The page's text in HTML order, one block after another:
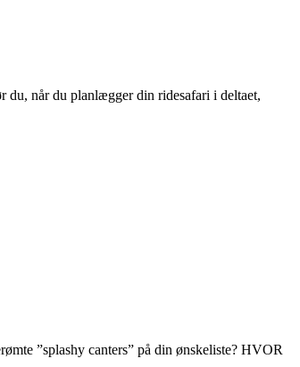
du, når du planlægger din ridesafari i deltaet,
”splashy canters” på din ønskeliste? HVOR